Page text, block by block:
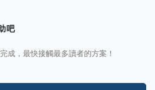
吧
成，最快接觸最多讀者的方案！